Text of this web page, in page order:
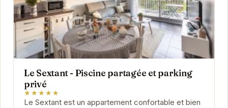
Le Sextant - Piscine partagée et parking
privé
★★★★★
Le Sextant est un appartement confortable et bien